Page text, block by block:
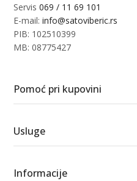
Servis069 / 11 69 101
E-mail:info@satoviberic.rs
PIB: 102510399
MB: 08775427
Pomoć pri kupovini
Usluge
Informacije